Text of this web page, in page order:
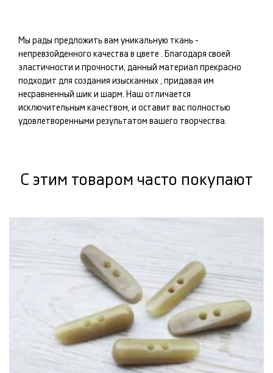
Мы рады предложить вам уникальную ткань -
непревзойденного качества в цвете . Благодаря своей
эластичности и прочности, данный материал прекрасно
подходит для создания изысканных , придавая им
несравненный шик и шарм. Наш отличается
исключительным качеством, и оставит вас полностью
удовлетворенными результатом вашего творчества.
С этим товаром часто покупают